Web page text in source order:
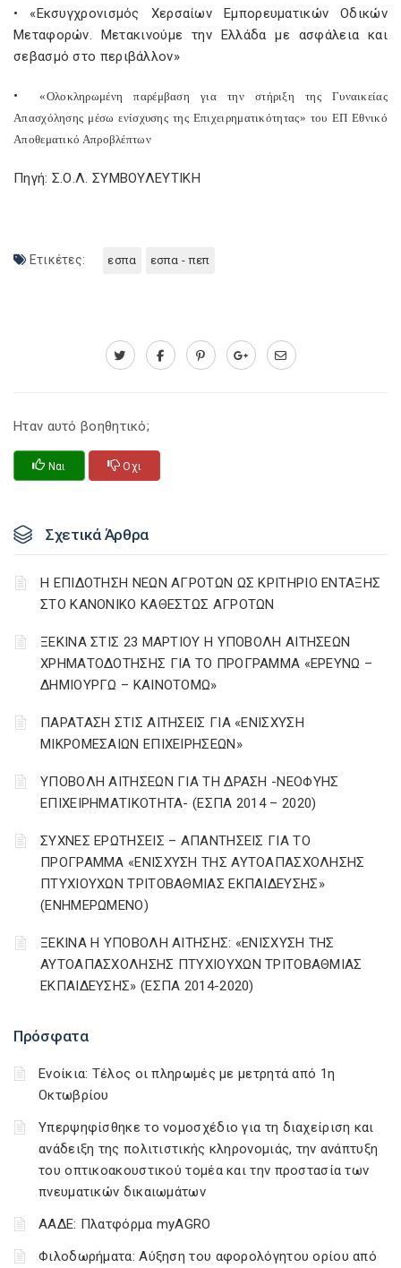
Πρόσφατα
Ενοίκια: Τέλος οι πληρωμές με μετρητά από 1η
Οκτωβρίου
Υπερψηφίσθηκε το νομοσχέδιο για τη διαχείριση και
ανάδειξη της πολιτιστικής κληρονομιάς, την ανάπτυξη
του οπτικοακουστικού τομέα και την προστασία των
πνευματικών δικαιωμάτων
ΑΑΔΕ: Πλατφόρμα myAGRO
Φιλοδωρήματα: Αύξηση του αφορολόγητου ορίου από
• «Εκσυγχρονισμός Χερσαίων Εμπορευματικών Οδικών
Μεταφορών. Μετακινούμε την Ελλάδα με ασφάλεια και
σεβασμό στο περιβάλλον»
•
«Ολοκληρωμένη παρέμβαση για την στήριξη της Γυναικείας
Απασχόλησης μέσω ενίσχυσης της Επιχειρηματικότητας» του ΕΠ Εθνικό
Αποθεματικό Απροβλέπτων
Πηγή: Σ.Ο.Λ. ΣΥΜΒΟΥΛΕΥΤΙΚΗ
Ετικέτες: εσπα εσπα - πεπ
Ηταν αυτό βοηθητικό;
Ναι Οχι
Σχετικά Άρθρα
Η ΕΠΙΔΟΤΗΣΗ ΝΕΩΝ ΑΓΡΟΤΩΝ ΩΣ ΚΡΙΤΗΡΙΟ ΕΝΤΑΞΗΣ
ΣΤΟ ΚΑΝΟΝΙΚΟ ΚΑΘΕΣΤΩΣ ΑΓΡΟΤΩΝ
ΞΕΚΙΝΑ ΣΤΙΣ 23 ΜΑΡΤΙΟΥ Η ΥΠΟΒΟΛΗ ΑΙΤΗΣΕΩΝ
ΧΡΗΜΑΤΟΔΟΤΗΣΗΣ ΓΙΑ ΤΟ ΠΡΟΓΡΑΜΜΑ «ΕΡΕΥΝΩ –
ΔΗΜΙΟΥΡΓΩ – ΚΑΙΝΟΤΟΜΩ»
ΠΑΡΑΤΑΣΗ ΣΤΙΣ ΑΙΤΗΣΕΙΣ ΓΙΑ «ΕΝΙΣΧΥΣΗ
ΜΙΚΡΟΜΕΣΑΙΩΝ ΕΠΙΧΕΙΡΗΣΕΩΝ»
ΥΠΟΒΟΛΗ ΑΙΤΗΣΕΩΝ ΓΙΑ ΤΗ ΔΡΑΣΗ -ΝΕΟΦΥΗΣ
ΕΠΙΧΕΙΡΗΜΑΤΙΚΟΤΗΤΑ- (ΕΣΠΑ 2014 – 2020)
ΣΥΧΝΕΣ ΕΡΩΤΗΣΕΙΣ – ΑΠΑΝΤΗΣΕΙΣ ΓΙΑ ΤΟ
ΠΡΟΓΡΑΜΜΑ «ΕΝΙΣΧΥΣΗ ΤΗΣ ΑΥΤΟΑΠΑΣΧΟΛΗΣΗΣ
ΠΤΥΧΙΟΥΧΩΝ ΤΡΙΤΟΒΑΘΜΙΑΣ ΕΚΠΑΙΔΕΥΣΗΣ»
(ΕΝΗΜΕΡΩΜΕΝΟ)
ΞΕΚΙΝΑ Η ΥΠΟΒΟΛΗ ΑΙΤΗΣΗΣ: «ΕΝΙΣΧΥΣΗ ΤΗΣ
ΑΥΤΟΑΠΑΣΧΟΛΗΣΗΣ ΠΤΥΧΙΟΥΧΩΝ ΤΡΙΤΟΒΑΘΜΙΑΣ
ΕΚΠΑΙΔΕΥΣΗΣ» (ΕΣΠΑ 2014-2020)